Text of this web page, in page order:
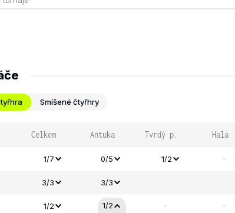
Smíšené čtyřhry
Celkem Antuka Tvrdý p. Hala
1/7 0/5 1/2 -
3/3 3/3 - -
1/2 1/2 - -